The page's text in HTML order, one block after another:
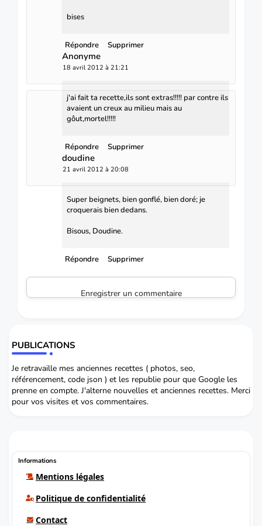
bises
Répondre Supprimer
Anonyme
18 avril 2012 à 21:21
j'ai fait ta recette,ils sont extras!!!!! par contre ils
avaient un creux au milieu mais au
gôut,mortel!!!!!
Répondre Supprimer
doudine
21 avril 2012 à 20:08
Super beignets, bien gonflé, bien doré; je
croquerais bien dedans.
Bisous, Doudine.
Répondre Supprimer
Enregistrer un commentaire
PUBLICATIONS
Je retravaille mes anciennes recettes ( photos, seo,
référencement, code json ) et les republie pour que Google les
prenne en compte. J'alterne nouvelles et anciennes recettes. Merci
pour vos visites et vos commentaires.
Informations
Mentions légales
Politique de confidentialité
Contact